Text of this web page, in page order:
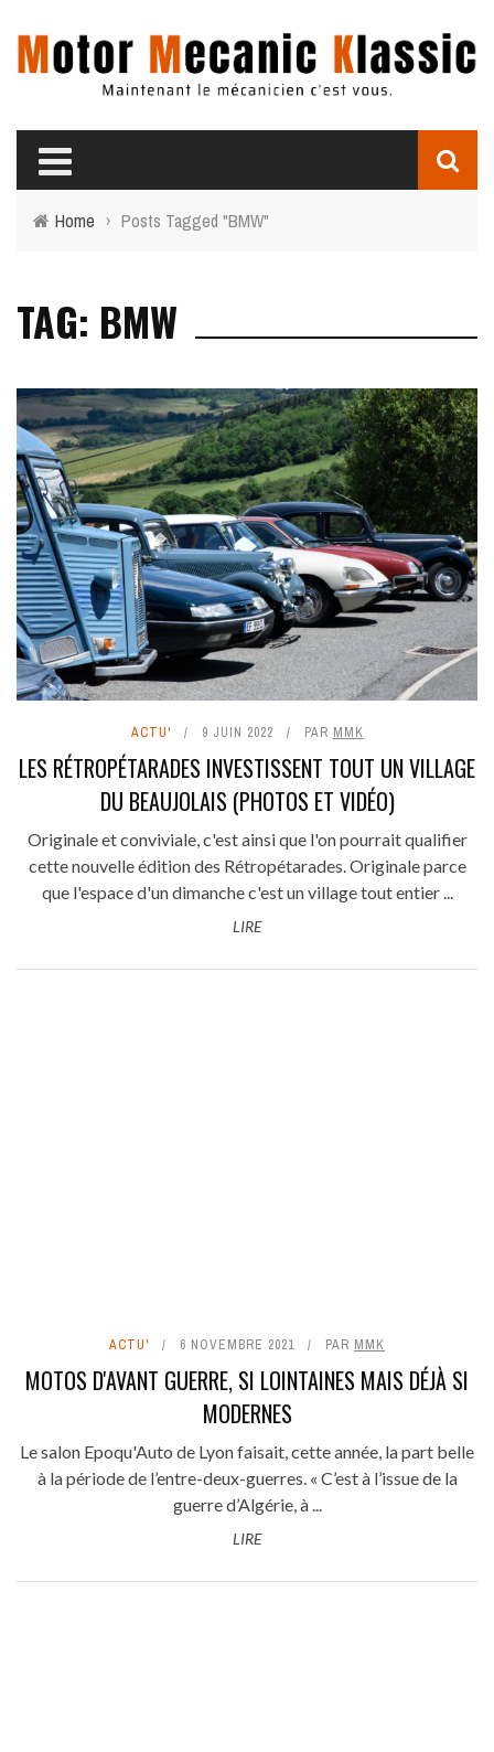
Home › Posts Tagged "BMW"
TAG: BMW
ACTU' 9 JUIN 2022 PAR MMK
LES RÉTROPÉTARADES INVESTISSENT TOUT UN VILLAGE
DU BEAUJOLAIS (PHOTOS ET VIDÉO)
Originale et conviviale, c'est ainsi que l'on pourrait qualifier
cette nouvelle édition des Rétropétarades. Originale parce
que l'espace d'un dimanche c'est un village tout entier ...
LIRE
ACTU' 6 NOVEMBRE 2021 PAR MMK
MOTOS D'AVANT GUERRE, SI LOINTAINES MAIS DÉJÀ SI
MODERNES
Le salon Epoqu'Auto de Lyon faisait, cette année, la part belle
à la période de l’entre-deux-guerres. « C’est à l’issue de la
guerre d’Algérie, à ...
LIRE